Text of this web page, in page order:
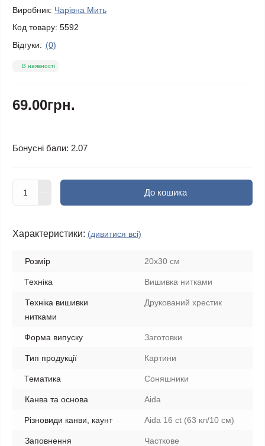
Виробник: Чарівна Мить
Код товару: 5592
Відгуки: (0)
В наявності
69.00грн.
Бонусні бали: 2.07
До кошика
Характеристики: (дивитися всі)
Розмір 20х30 см
Техніка Вишивка нитками
Техніка вишивки
нитками
Друкований хрестик
Форма випуску Заготовки
Тип продукції Картини
Тематика Соняшники
Канва та основа Aida
Різновиди канви, каунт Aida 16 ct (63 кл/10 см)
Заповнення Часткове